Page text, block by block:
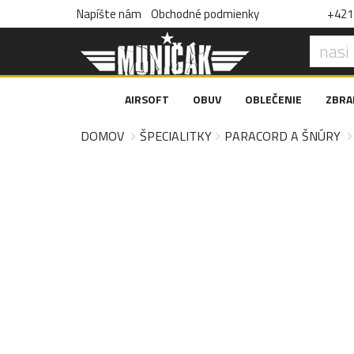
Napíšte nám Obchodné podmienky
AIRSOFT OBUV OBLEČENIE
DOMOV ŠPECIALITKY PARACORD A ŠNÚRY